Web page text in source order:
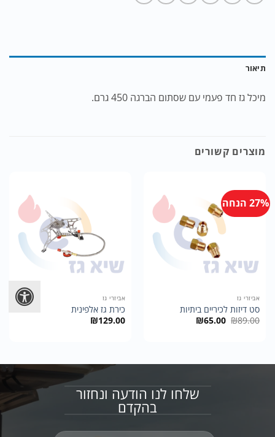
תיאור
מיכל גז חד פעמי עם שסתום הברגה 450 גרם.
מוצרים קשורים
27% הנחה
אביזרי גז
סט דיזות לכיריים ביתיות
₪89.00 המחיר
המקורי
₪65.00 המחיר
הנוכחי
אביזרי גז
כירת גז אלפינית
₪129.00
שלחו לנו הודעה ונחזור
בהקדם